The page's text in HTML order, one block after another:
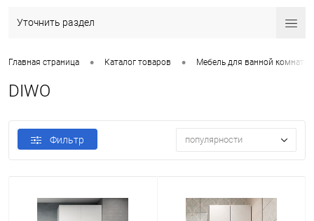
Уточнить раздел
Главная страница • Каталог товаров • Мебель для ванной комнаты
DIWO
Фильтр популярности